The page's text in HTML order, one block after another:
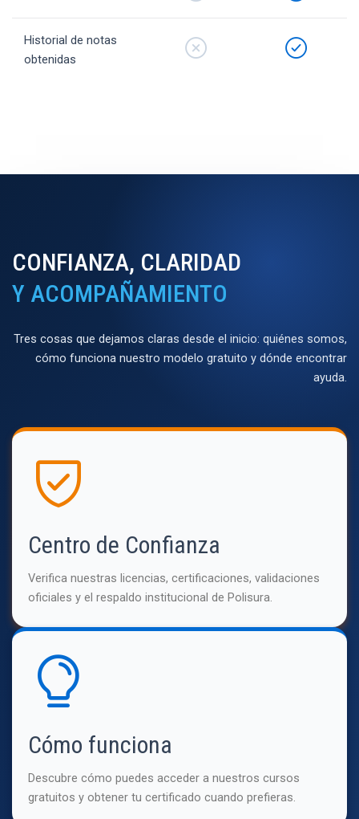
Historial de notas
obtenidas
CONFIANZA, CLARIDAD
Y ACOMPAÑAMIENTO
Tres cosas que dejamos claras desde el inicio: quiénes somos,
cómo funciona nuestro modelo gratuito y dónde encontrar
ayuda.
Centro de Confianza
Verifica nuestras licencias, certificaciones, validaciones
oficiales y el respaldo institucional de Polisura.
Cómo funciona
Descubre cómo puedes acceder a nuestros cursos
gratuitos y obtener tu certificado cuando prefieras.